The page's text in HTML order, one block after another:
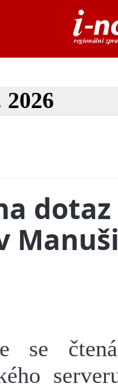
2026
se